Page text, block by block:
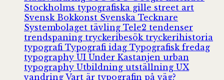
Stockholms typografiska gille street art
Svensk Bokkonst Svenska Tecknare
Systembolaget tävling Tele2 tendenser
trendspaning tryckeribesök tryckerihistoria
typografi Typografi idag Typografisk fredag
typography UI Under Kastanjen urban
typography Utbildning utställning UX
vandring Vart är typografin på väg?